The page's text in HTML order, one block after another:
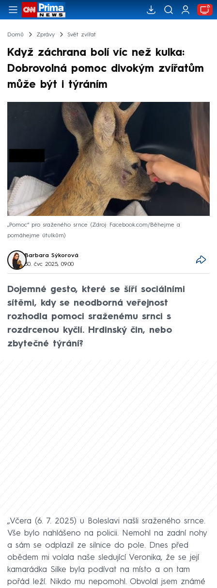
Domů Zprávy Svět zvířat
Když záchrana bolí víc než kulka:
Dobrovolná pomoc divokým zvířatům
může být i týráním
„Pomoc“ pro sraženého srnce
Zdroj: Facebook.com/Běhejme a
pomáhejme útulkům
Barbara Sýkorová
30. čvc 2025, 09:00
Dojemné gesto, které se šíří sociálními
sítěmi, kdy se neodborná veřejnost
rozhodla pomoci sraženému srnci s
rozdrcenou kyčlí. Hrdinský čin, nebo
zbytečné týrání?
„Včera (6. 7. 2025) u Boleslavi našli sraženého srnce.
Vše bylo nahlášeno na policii. Nemohl na zadní nohy
a sám se odplazil ze silnice do pole. Dnes před
obědem mi volala naše sledující Veronika, že se její
kamarádka Silke byla podívat na místo a on tam
pořád leží. Nikdo mu nepomohl. Obvolal jsem známé